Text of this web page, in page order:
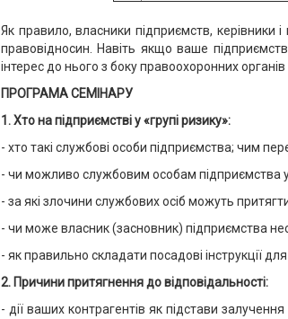
Як правило, власники підприємств, керівники
правовідносин. Навіть якщо ваше
інтерес до нього з боку правоохоронних
ПРОГРАМА СЕМІНАРУ
1. Хто на підприємстві у «групі ризику»:
- хто такі службові особи підприємства; чим
- чи можливо службовим особам підприємства
- за які злочини службових осіб можуть
- чи може власник (засновник) підприємства
- як правильно складати посадові інструкції
2. Причини притягнення до відповідальності:
- дії ваших контрагентів як підстави